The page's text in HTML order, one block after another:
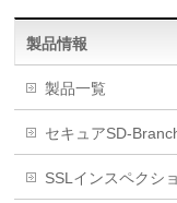
製品情報
製品一覧
セキュアSD-
SSLインスペクシ